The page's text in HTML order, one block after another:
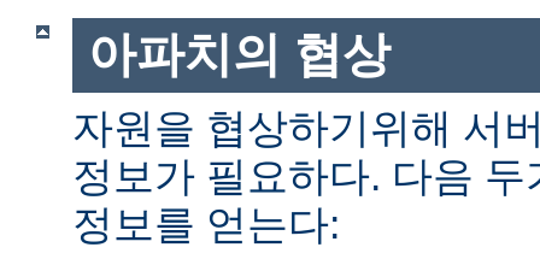
아파치의 협상
자원을 협상하기위해 서
정보가 필요하다. 다음
정보를 얻는다: